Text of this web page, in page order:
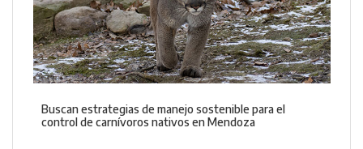
Buscan estrategias de manejo sostenible para el
control de carnívoros nativos en Mendoza